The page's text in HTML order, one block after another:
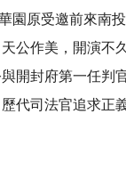
原受邀前來南投
公作美，開演不
開封府第一任判
代司法官追求正